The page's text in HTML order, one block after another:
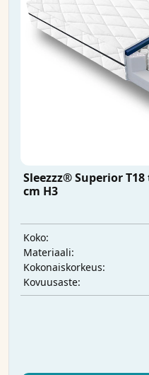
Sleezzz® Superior
cm H3
Koko:
Materiaali:
Kokonaiskorkeus:
Kovuusaste: